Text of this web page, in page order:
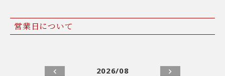
営業日について
2026/08